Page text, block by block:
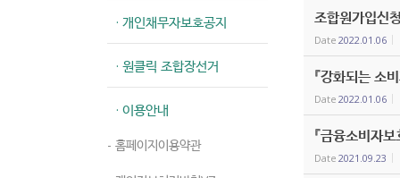
· 개인채무자보호공지
· 원클릭 조합장선거
· 이용안내
- 홈페이지이용약관
조합원가입신
Date 2022.01.06
『강화되는 소
Date 2022.01.06
『금융소비자
Date 2021.09.23